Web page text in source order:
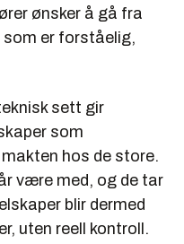
ønsker å gå fra
som er forståelig,
sett gir
som
hos de store.
være med, og de tar
blir dermed
uten reell kontroll.